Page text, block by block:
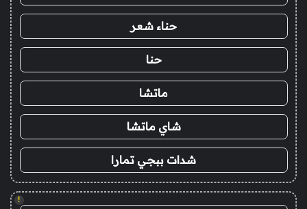
حناء شعر
حنا
ماتشا
شاي ماتشا
شدات ببجي تمارا
!